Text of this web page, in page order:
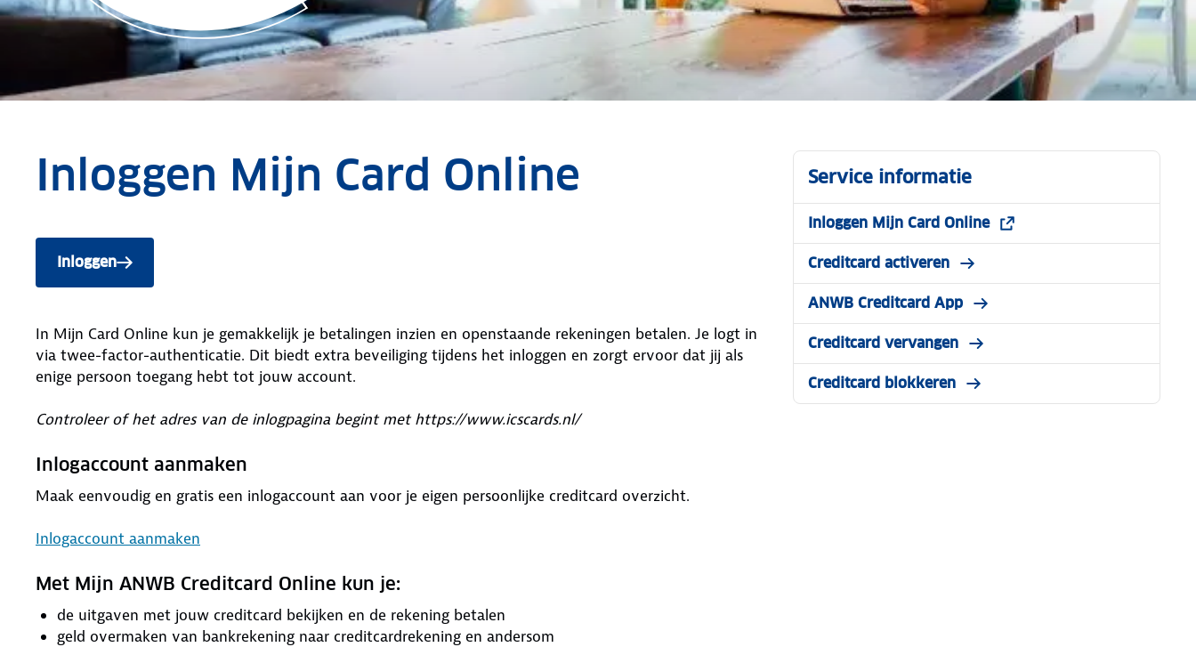
Inloggen Mijn Card Online
Inloggen
In Mijn Card Online kun je gemakkelijk je betalingen inzien en openstaande rekeningen betalen. Je logt in
via twee-factor-authenticatie. Dit biedt extra beveiliging tijdens het inloggen en zorgt ervoor dat jij als
enige persoon toegang hebt tot jouw account.
Controleer of het adres van de inlogpagina begint met https://www.icscards.nl/
Inlogaccount aanmaken
Maak eenvoudig en gratis een inlogaccount aan voor je eigen persoonlijke creditcard overzicht.
Inlogaccount aanmaken
Met Mijn ANWB Creditcard Online kun je:
de uitgaven met jouw creditcard bekijken en de rekening betalen
geld overmaken van bankrekening naar creditcardrekening en andersom
Service informatie
Inloggen Mijn Card Online
Creditcard activeren
ANWB Creditcard App
Creditcard vervangen
Creditcard blokkeren